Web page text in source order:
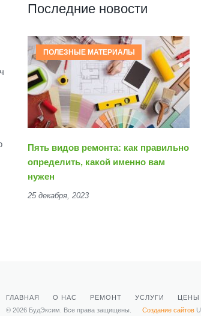
Последние новости
ПОЛЕЗНЫЕ МАТЕРИАЛЫ
Пять видов ремонта: как правильно
определить, какой именно вам
нужен
25 декабря, 2023
ГЛАВНАЯ О НАС РЕМОНТ УСЛУГИ ЦЕНЫ
© 2026 БудЭксим. Все права защищены.
Создание сайтов